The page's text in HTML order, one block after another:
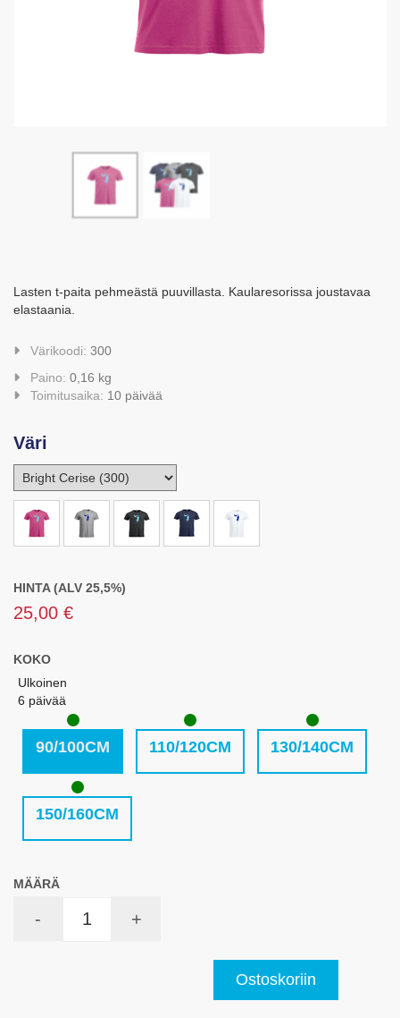
Lasten t-paita pehmeästä puuvillasta. Kaularesorissa joustavaa
elastaania.
Värikoodi: 300
Paino: 0,16 kg
Toimitusaika: 10 päivää
Väri
HINTA (ALV 25,5%)
25,00 €
KOKO
Ulkoinen
6 päivää
90/100CM 110/120CM 130/140CM
150/160CM
MÄÄRÄ
- +
Ostoskoriin